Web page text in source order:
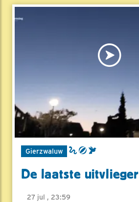
Gierzwaluw
De laatste uitvlieger
27 jul , 23:59